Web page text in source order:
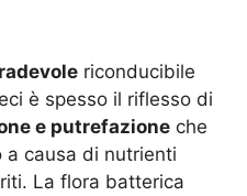
riconducibile
è spesso il riflesso di
e putrefazione che
a causa di nutrienti
La flora batterica